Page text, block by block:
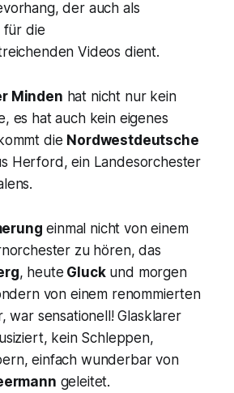
der auch als
für die
Videos dient.
Minden hat nicht nur kein
es hat auch kein eigenes
die Nordwestdeutsche
Herford, ein Landesorchester
einmal nicht von einem
zu hören, das
, heute Gluckund morgen
von einem renommierten
war sensationell! Glasklarer
kein Schleppen,
einfach wunderbar von
geleitet.